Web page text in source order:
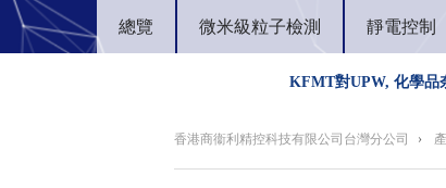
總覽 微米級粒子檢測 靜電控制
KFMT對UPW, 化學品
香港商衞利精控科技有限公司台灣分公司 ›